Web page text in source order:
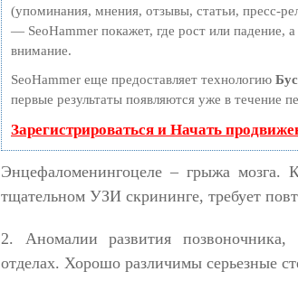
(упоминания, мнения, отзывы, статьи, пресс-
— SeoHammer покажет, где рост или падение,
внимание.
SeoHammer еще предоставляет технологию
первые результаты появляются уже в течение
Зарегистрироваться и Начать
Энцефаломенингоцеле – грыжа мозга.
тщательном УЗИ скрининге, требует
2. Аномалии развития
отделах. Хорошо различимы серьезные